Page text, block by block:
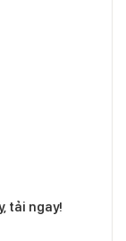
tải ngay!